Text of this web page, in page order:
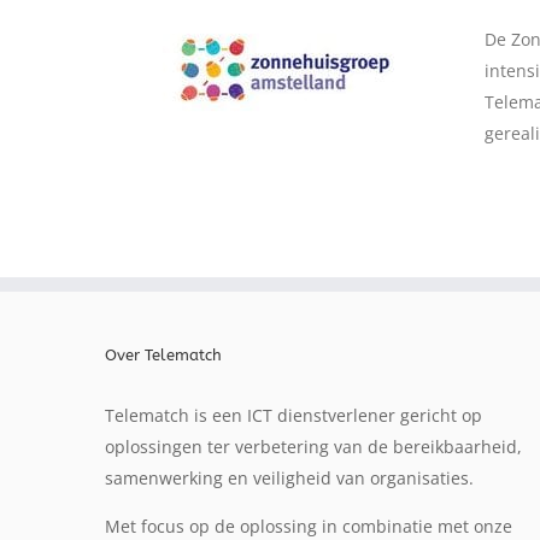
De
Over Telematch
Telematch is een ICT dienstverlener gericht op
oplossingen ter verbetering van de bereikbaarheid,
samenwerking en veiligheid van organisaties.
Met focus op de oplossing in combinatie met onze